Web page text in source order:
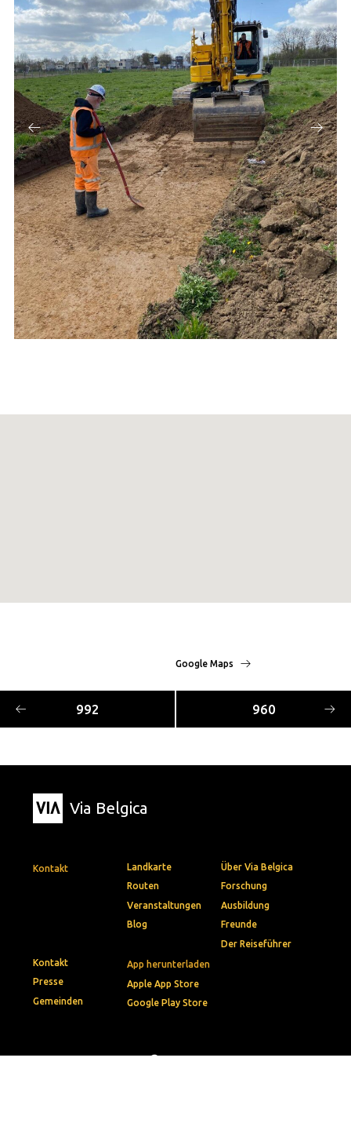
Google Maps
992 960
Via Belgica
Kontakt
App herunterladen
Apple App Store
Google Play Store
Landkarte
Routen
Veranstaltungen
Blog
Über Via Belgica
Forschung
Ausbildung
Freunde
Der Reiseführer
Kontakt
Presse
Gemeinden